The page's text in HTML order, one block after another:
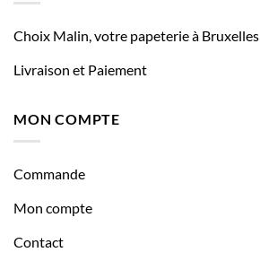
Choix Malin, votre papeterie à Bruxelles
Livraison et Paiement
MON COMPTE
Commande
Mon compte
Contact